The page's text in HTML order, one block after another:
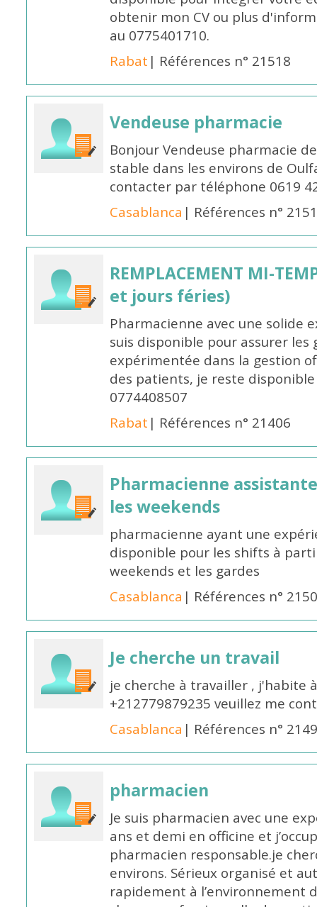
obtenir mon CV ou plus
au 0775401710.
Rabat | Références n° 21518
Vendeuse pharmacie
Bonjour Vendeuse pharmacie
stable dans les environs de
contacter par téléphone 0619
Casablanca | Références n°
REMPLACEMENT MI-
et jours féries)
Pharmacienne avec une solide
suis disponible pour assurer les
expérimentée dans la gestion
des patients, je reste
0774408507
Rabat | Références n° 21406
Pharmacienne
les weekends
pharmacienne ayant une
disponible pour les shifts à
weekends et les gardes
Casablanca | Références n°
Je cherche un travail
je cherche à travailler , j'habite
+212779879235 veuillez me
Casablanca | Références n°
pharmacien
Je suis pharmacien avec une
ans et demi en officine et
pharmacien responsable.je
environs. Sérieux organisé et
rapidement à l’environnement